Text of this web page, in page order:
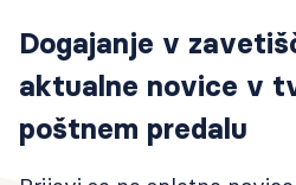
Dogajanje v
aktualne novice v
poštnem predalu